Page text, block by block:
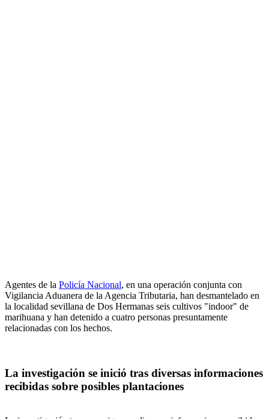
Agentes de la Policía Nacional, en una operación conjunta con
Vigilancia Aduanera de la Agencia Tributaria, han desmantelado en
la localidad sevillana de Dos Hermanas seis cultivos "indoor" de
marihuana y han detenido a cuatro personas presuntamente
relacionadas con los hechos.
La investigación se inició tras diversas informaciones
recibidas sobre posibles plantaciones